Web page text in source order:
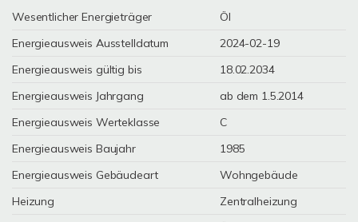
Wesentlicher Energieträger
Öl
Energieausweis Ausstelldatum
2024-02-19
Energieausweis gültig bis
18.02.2034
Energieausweis Jahrgang
ab dem 1.5.2014
Energieausweis Werteklasse
C
Energieausweis Baujahr
1985
Energieausweis Gebäudeart
Wohngebäude
Heizung
Zentralheizung